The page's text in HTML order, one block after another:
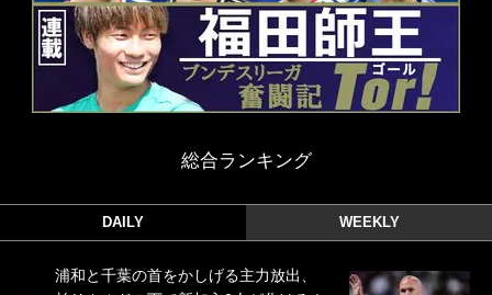
総合ランキング
DAILY WEEKLY
浦和と千葉の首をかしげる主力放出、